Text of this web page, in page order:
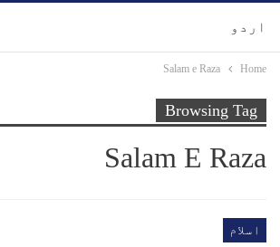
اردو
Home
Salam e Raza
Browsing Tag
Salam E Raza
اسلام